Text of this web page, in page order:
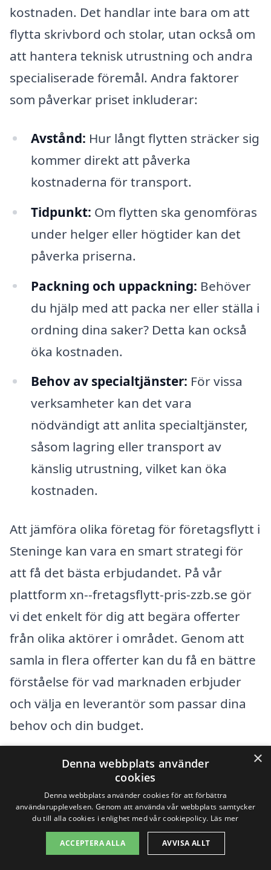
kostnaden. Det handlar inte bara om att
flytta skrivbord och stolar, utan också om
att hantera teknisk utrustning och andra
specialiserade föremål. Andra faktorer
som påverkar priset inkluderar:
Avstånd: Hur långt flytten sträcker sig
kommer direkt att påverka
kostnaderna för transport.
Tidpunkt: Om flytten ska genomföras
under helger eller högtider kan det
påverka priserna.
Packning och uppackning: Behöver
du hjälp med att packa ner eller ställa i
ordning dina saker? Detta kan också
öka kostnaden.
Behov av specialtjänster: För vissa
verksamheter kan det vara
nödvändigt att anlita specialtjänster,
såsom lagring eller transport av
känslig utrustning, vilket kan öka
kostnaden.
Att jämföra olika företag för företagsflytt i
Steninge kan vara en smart strategi för
att få det bästa erbjudandet. På vår
plattform xn--fretagsflytt-pris-zzb.se gör
vi det enkelt för dig att begära offerter
från olika aktörer i området. Genom att
samla in flera offerter kan du få en bättre
förståelse för vad marknaden erbjuder
och välja en leverantör som passar dina
behov och din budget.
Tänk på att det alltid är viktigt att läsa
recensioner och rekommendationer för
att hitta ett pålitligt och professionellt
företag för din företagsflytt. En
välinformerad beslutning kan göra hela
×
Denna webbplats använder
cookies
Denna webbplats använder cookies för att förbättra
användarupplevelsen. Genom att använda vår webbplats samtycker
du till alla cookies i enlighet med vår cookiepolicy. Läs mer
ACCEPTERA ALLA AVVISA ALLT